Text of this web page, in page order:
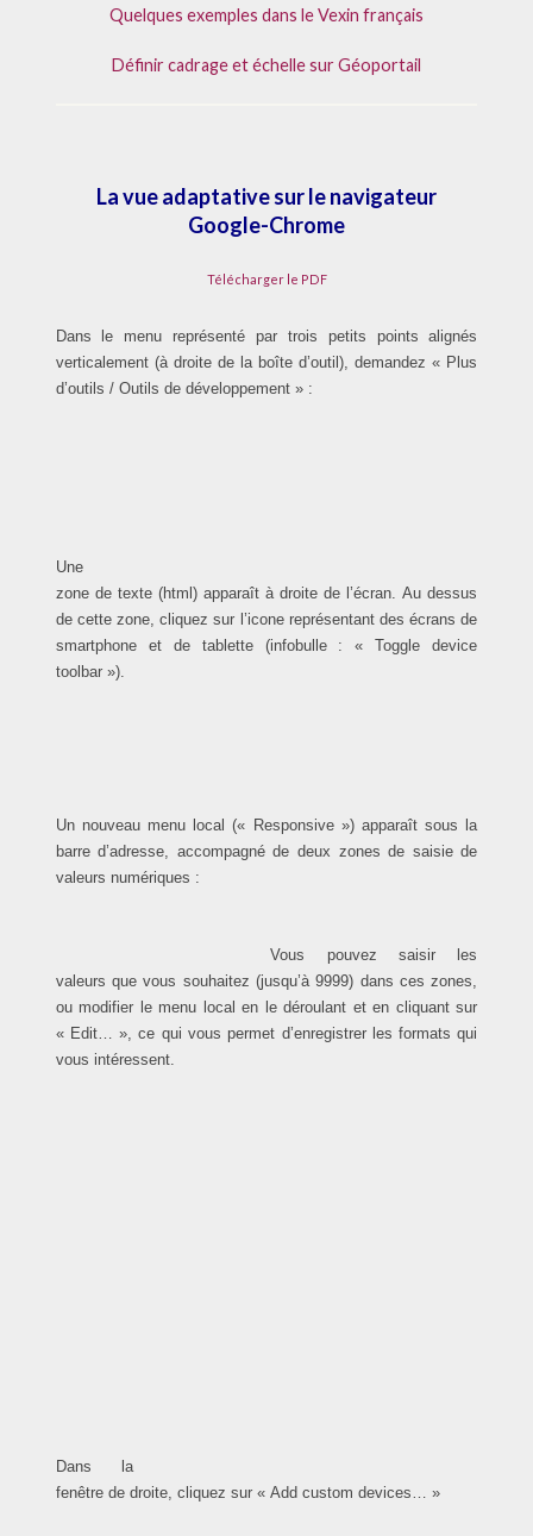
Quelques exemples dans le Vexin français
Définir cadrage et échelle sur Géoportail
La vueadaptative surle navigateur
Google-Chrome
Télécharger le PDF
Dans le menu représenté par trois petits points alignés
verticalement (à droite de la boîte d’outil), demandez « Plus
d’outils / Outils de développement » :
Une
zone de texte (html) apparaît à droite de l’écran.Au dessus
de cette zone, cliquez sur l’icone représentant des écrans de
smartphone et de tablette (infobulle : « Toggle device
toolbar »).
Un nouveau menu local (« Responsive ») apparaît sous la
barre d’adresse, accompagné de deux zones de saisie de
valeurs numériques :
Vous pouvez saisir les
valeurs que vous souhaitez (jusqu’à 9999) dans ces zones,
ou modifier le menu local en le déroulant et en cliquant sur
« Edit… », ce qui vous permet d’enregistrer les formats qui
vous intéressent.
Dans la
fenêtre de droite, cliquez sur « Add custom devices… »